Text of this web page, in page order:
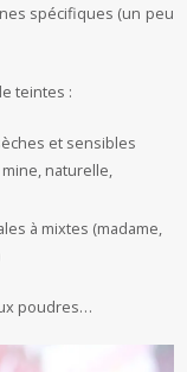
spécifiques (un peu
teintes :
et sensibles
naturelle,
à mixtes (madame,
poudres…